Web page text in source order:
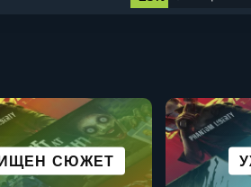
СЮЖЕТ
И
ГРАФИЧНИ
НОВЕЛИ
НА
ROGUE